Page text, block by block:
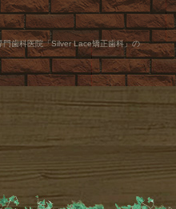
門歯科医院「Silver Lace矯正歯科」の